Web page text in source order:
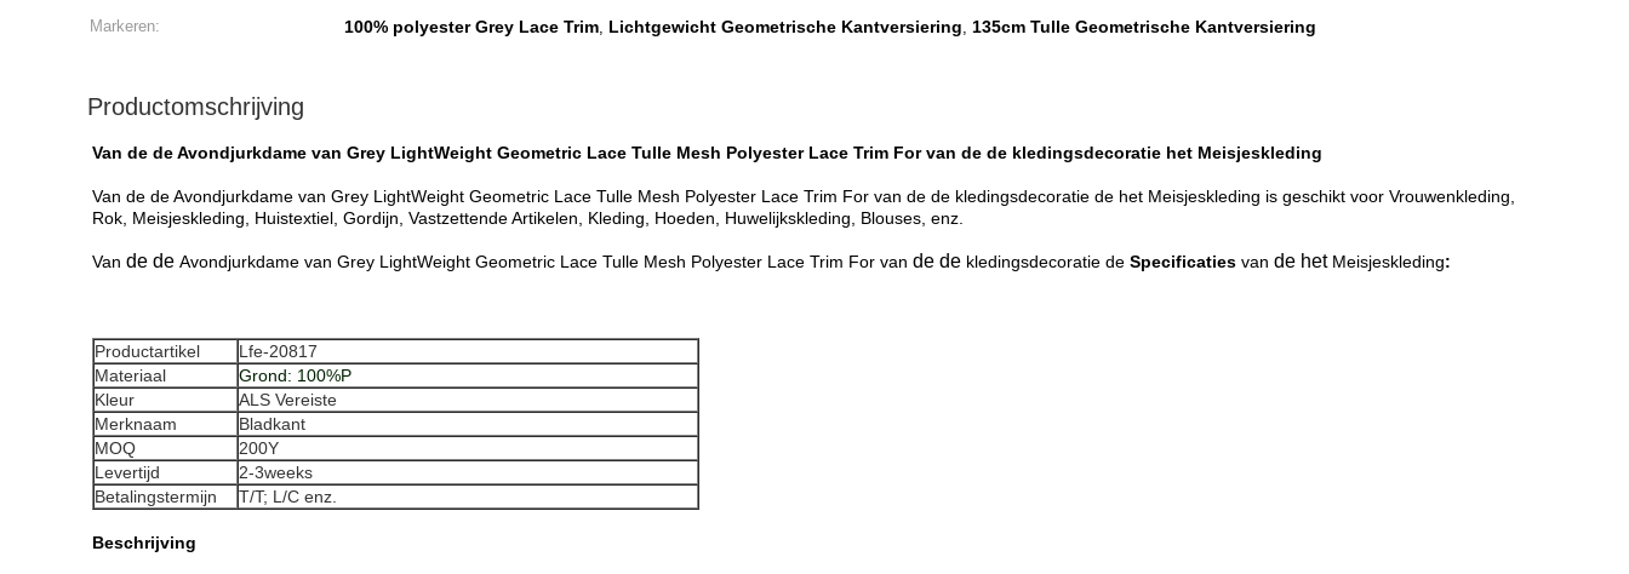
Markeren:
100% polyester Grey Lace Trim, Lichtgewicht Geometrische Kantversiering, 135cm Tulle Geometrische Kantversiering
Productomschrijving
Van de de Avondjurkdame van Grey LightWeight Geometric Lace Tulle Mesh Polyester Lace Trim For van de de kledingsdecoratie het Meisjeskleding
Van de de Avondjurkdame van Grey LightWeight Geometric Lace Tulle Mesh Polyester Lace Trim For van de de kledingsdecoratie de het Meisjeskleding is geschikt voor Vrouwenkleding,
Rok, Meisjeskleding, Huistextiel, Gordijn, Vastzettende Artikelen, Kleding, Hoeden, Huwelijkskleding, Blouses, enz.
Van de de Avondjurkdame van Grey LightWeight Geometric Lace Tulle Mesh Polyester Lace Trim For van de de kledingsdecoratie de Specificaties van de het Meisjeskleding:
Productartikel
Lfe-20817
Materiaal
Grond: 100%P
Kleur
ALS Vereiste
Merknaam
Bladkant
MOQ
200Y
Levertijd
2-3weeks
Betalingstermijn
T/T; L/C enz.
Beschrijving